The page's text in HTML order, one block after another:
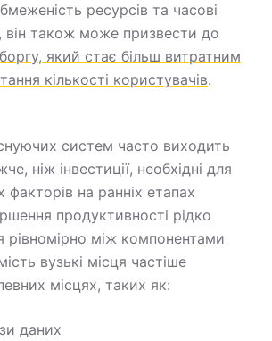
ресурсів та часові
він також може призвести до
який стає більш витратним
кількості користувачів.
систем часто виходить
ніж інвестиції, необхідні для
факторів на ранніх етапах
продуктивності рідко
рівномірно між компонентами
вузькі місця частіше
місцях, таких як:
даних